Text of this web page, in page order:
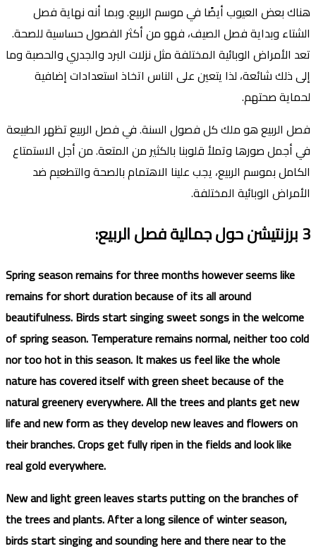
هناك بعض العيوب أيضًا في موسم الربيع. وبما أنه نهاية فصل
الشتاء وبداية فصل الصيف، فهو من أكثر الفصول حساسية للصحة.
تعد الأمراض الوبائية المختلفة مثل نزلات البرد والجدري والحصبة وما
إلى ذلك شائعة، لذا يتعين على الناس اتخاذ استعدادات إضافية
لحماية صحتهم.
فصل الربيع هو ملك كل فصول السنة. في فصل الربيع تظهر الطبيعة
في أجمل صورها وتملأ قلوبنا بالكثير من المتعة. من أجل الاستمتاع
الكامل بموسم الربيع، يجب علينا الاهتمام بالصحة والتطعيم ضد
الأمراض الوبائية المختلفة.
3برزنتيشنحول جماليةفصل الربيع:
Spring season remains for three months however seems like
remains for short duration because of its all around
beautifulness. Birds start singing sweet songs in the welcome
of spring season. Temperature remains normal, neither too cold
nor too hot in this season. It makes us feel like the whole
nature has covered itself with green sheet because of the
natural greenery everywhere. All the trees and plants get new
life and new form as they develop new leaves and flowers on
their branches. Crops get fully ripen in the fields and look like
real gold everywhere.
New and light green leaves starts putting on the branches of
the trees and plants. After a long silence of winter season,
birds start singing and sounding here and there near to the